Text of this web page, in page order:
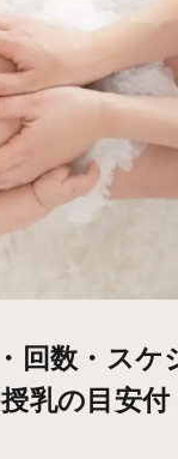
回数・スケ
乳の目安付